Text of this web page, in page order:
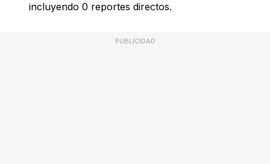
incluyendo 0 reportes directos.
PUBLICIDAD